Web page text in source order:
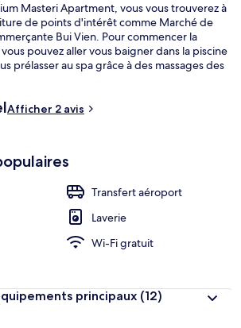
Masteri Apartment, vous vous trouverez à
de points d'intérêt comme Marché de
Bui Vien. Pour commencer la
pouvez aller vous baigner dans la piscine
prélasser au spa grâce à des massages des
en outre d'une piscine privée et d'une
Afficher 2 avis
Transfert aéroport
Laverie
Wi-Fi gratuit
principaux (12)